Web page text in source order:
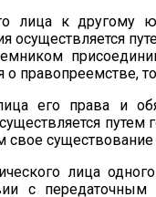
лица к другому
осуществляется
о правопреемстве,
его права и
лица
с